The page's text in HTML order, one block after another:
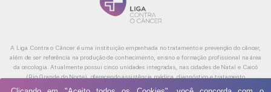
A Liga Contra o Câncer é uma instituição empenhada no tratamento e prevenção do câncer,
além de ser referência na produção de conhecimento, ensino e formação profissional na área
da oncologia. Atualmente possui cinco unidades integradas, nas cidades de Natal e Caicó
(Rio Grande do Norte), oferecendo assistência médica, diagnóstico e tratamento
especializado, reabilitação e cuidados paliativos.